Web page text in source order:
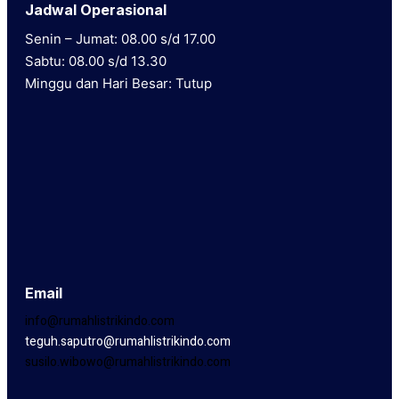
Jadwal Operasional
Senin – Jumat: 08.00 s/d 17.00
Sabtu: 08.00 s/d 13.30
Minggu dan Hari Besar: Tutup
Email
info@rumahlistrikindo.com
teguh.saputro@rumahlistrikindo.com
susilo.wibowo@rumahlistrikindo.com